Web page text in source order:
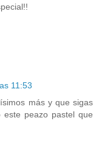
11:53
más y que sigas
este peazo pastel que